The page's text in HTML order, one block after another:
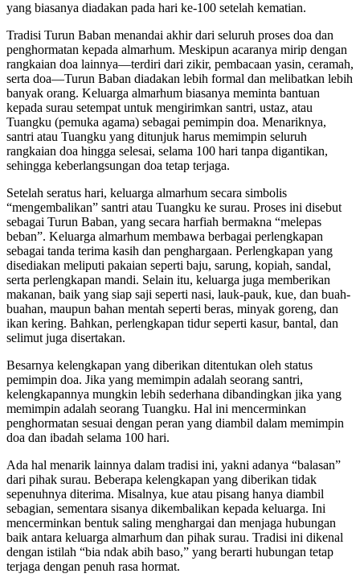
yang biasanya diadakan pada hari ke-100 setelah kematian.
Tradisi Turun Baban menandai akhir dari seluruh proses doa dan
penghormatan kepada almarhum. Meskipun acaranya mirip dengan
rangkaian doa lainnya—terdiri dari zikir, pembacaan yasin, ceramah,
serta doa—Turun Baban diadakan lebih formal dan melibatkan lebih
banyak orang. Keluarga almarhum biasanya meminta bantuan
kepada surau setempat untuk mengirimkan santri, ustaz, atau
Tuangku (pemuka agama) sebagai pemimpin doa. Menariknya,
santri atau Tuangku yang ditunjuk harus memimpin seluruh
rangkaian doa hingga selesai, selama 100 hari tanpa digantikan,
sehingga keberlangsungan doa tetap terjaga.
Setelah seratus hari, keluarga almarhum secara simbolis
“mengembalikan” santri atau Tuangku ke surau. Proses ini disebut
sebagai Turun Baban, yang secara harfiah bermakna “melepas
beban”. Keluarga almarhum membawa berbagai perlengkapan
sebagai tanda terima kasih dan penghargaan. Perlengkapan yang
disediakan meliputi pakaian seperti baju, sarung, kopiah, sandal,
serta perlengkapan mandi. Selain itu, keluarga juga memberikan
makanan, baik yang siap saji seperti nasi, lauk-pauk, kue, dan buah-
buahan, maupun bahan mentah seperti beras, minyak goreng, dan
ikan kering. Bahkan, perlengkapan tidur seperti kasur, bantal, dan
selimut juga disertakan.
Besarnya kelengkapan yang diberikan ditentukan oleh status
pemimpin doa. Jika yang memimpin adalah seorang santri,
kelengkapannya mungkin lebih sederhana dibandingkan jika yang
memimpin adalah seorang Tuangku. Hal ini mencerminkan
penghormatan sesuai dengan peran yang diambil dalam memimpin
doa dan ibadah selama 100 hari.
Ada hal menarik lainnya dalam tradisi ini, yakni adanya “balasan”
dari pihak surau. Beberapa kelengkapan yang diberikan tidak
sepenuhnya diterima. Misalnya, kue atau pisang hanya diambil
sebagian, sementara sisanya dikembalikan kepada keluarga. Ini
mencerminkan bentuk saling menghargai dan menjaga hubungan
baik antara keluarga almarhum dan pihak surau. Tradisi ini dikenal
dengan istilah “bia ndak abih baso,” yang berarti hubungan tetap
terjaga dengan penuh rasa hormat.